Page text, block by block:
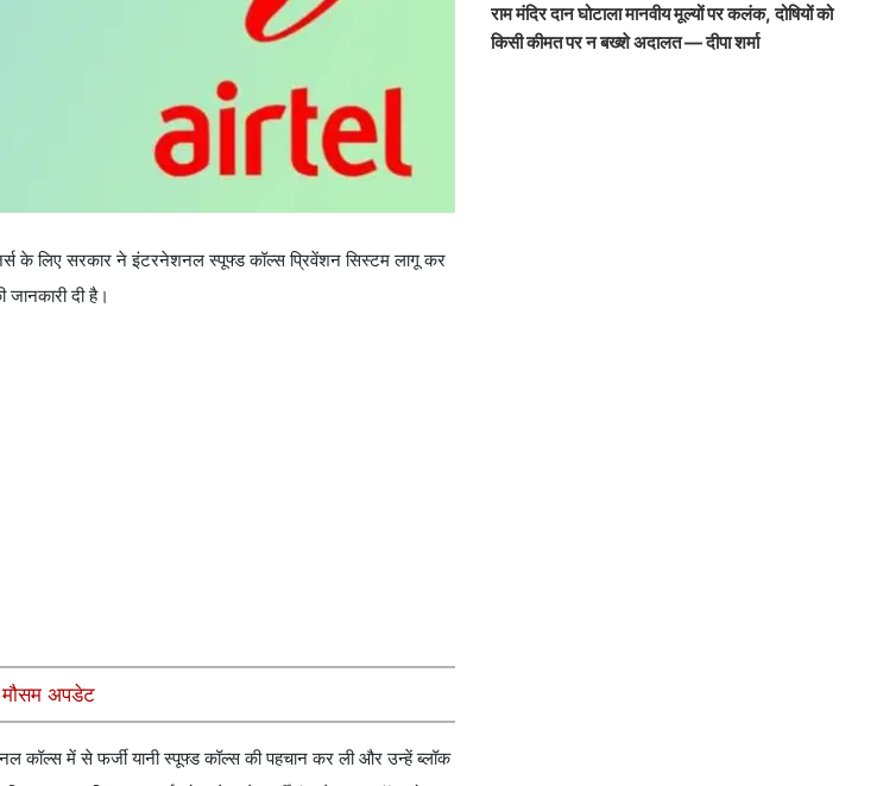
के लिए सरकार ने इंटरनेशनल स्पूफ्ड कॉल्स प्रिवेंशन सिस्टम लागू कर
दी है।
मौसम अपडेट
में से फर्जी यानी स्पूफ्ड कॉल्स की पहचान कर ली और उन्हें ब्लॉक
राम मंदिर दान घोटाला मानवीय मूल्यों पर कलंक, दोषियों को
किसी कीमत पर न बख्शे अदालत — दीपा शर्मा